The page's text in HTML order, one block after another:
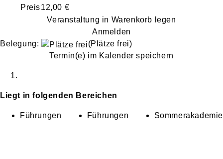
Preis12,00 €
Veranstaltung in Warenkorb legen
Anmelden
Belegung:
(Plätze frei)
Termin(e) im Kalender speichern
Liegt in folgenden Bereichen
Führungen Führungen Sommerakademie